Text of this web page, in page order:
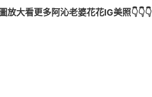
放大看更多阿沁老婆花花IG美照👇👇👇